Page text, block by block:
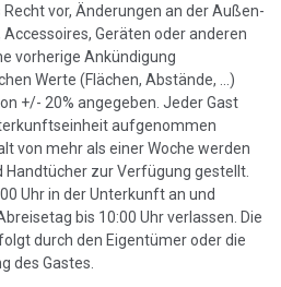
vor, Änderungen an der Außen-
Geräten oder anderen
vorherige Ankündigung
Werte (Flächen, Abstände, ...)
+/- 20% angegeben. Jeder Gast
aufgenommen
von mehr als einer Woche werden
zur Verfügung gestellt.
Uhr in der Unterkunft an und
bis 10:00 Uhr verlassen. Die
durch den Eigentümer oder die
des Gastes.